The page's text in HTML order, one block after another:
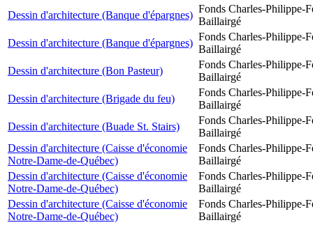
Dessin d'architecture (Banque d'épargnes)
Fonds Charles-Philippe-
Baillairgé
Dessin d'architecture (Banque d'épargnes)
Fonds Charles-Philippe-
Baillairgé
Dessin d'architecture (Bon Pasteur)
Fonds Charles-Philippe-
Baillairgé
Dessin d'architecture (Brigade du feu)
Fonds Charles-Philippe-
Baillairgé
Dessin d'architecture (Buade St. Stairs)
Fonds Charles-Philippe-
Baillairgé
Dessin d'architecture (Caisse d'économie
Notre-Dame-de-Québec)
Fonds Charles-Philippe-
Baillairgé
Dessin d'architecture (Caisse d'économie
Notre-Dame-de-Québec)
Fonds Charles-Philippe-
Baillairgé
Dessin d'architecture (Caisse d'économie
Notre-Dame-de-Québec)
Fonds Charles-Philippe-
Baillairgé